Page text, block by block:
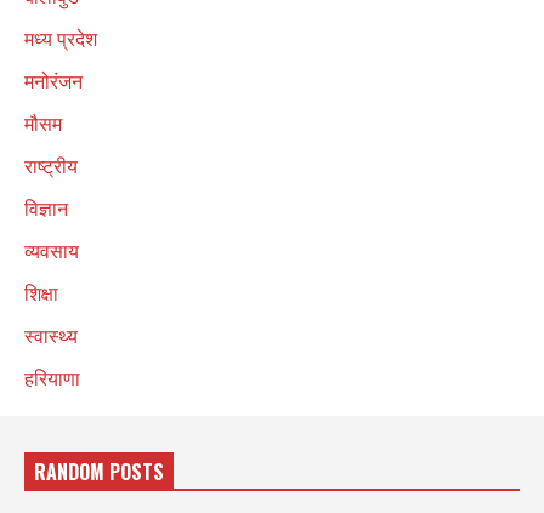
मध्य प्रदेश
मनोरंजन
मौसम
राष्ट्रीय
विज्ञान
व्यवसाय
शिक्षा
स्वास्थ्य
हरियाणा
RANDOM POSTS